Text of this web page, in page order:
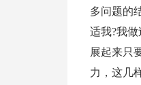
多问题的
适我?我
展起来只
力，这几